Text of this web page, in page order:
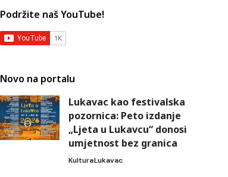
Podržite naš YouTube!
Novo na portalu
Lukavac kao festivalska
pozornica: Peto izdanje
„Ljeta u Lukavcu“ donosi
umjetnost bez granica
KulturaLukavac